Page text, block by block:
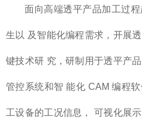
面向高端透平产品加工过
生以 及智能化编程需求，开展
键技术研 究，研制用于透平产
管控系统和智 能化 CAM 编程
工设备的工况信息， 可视化展